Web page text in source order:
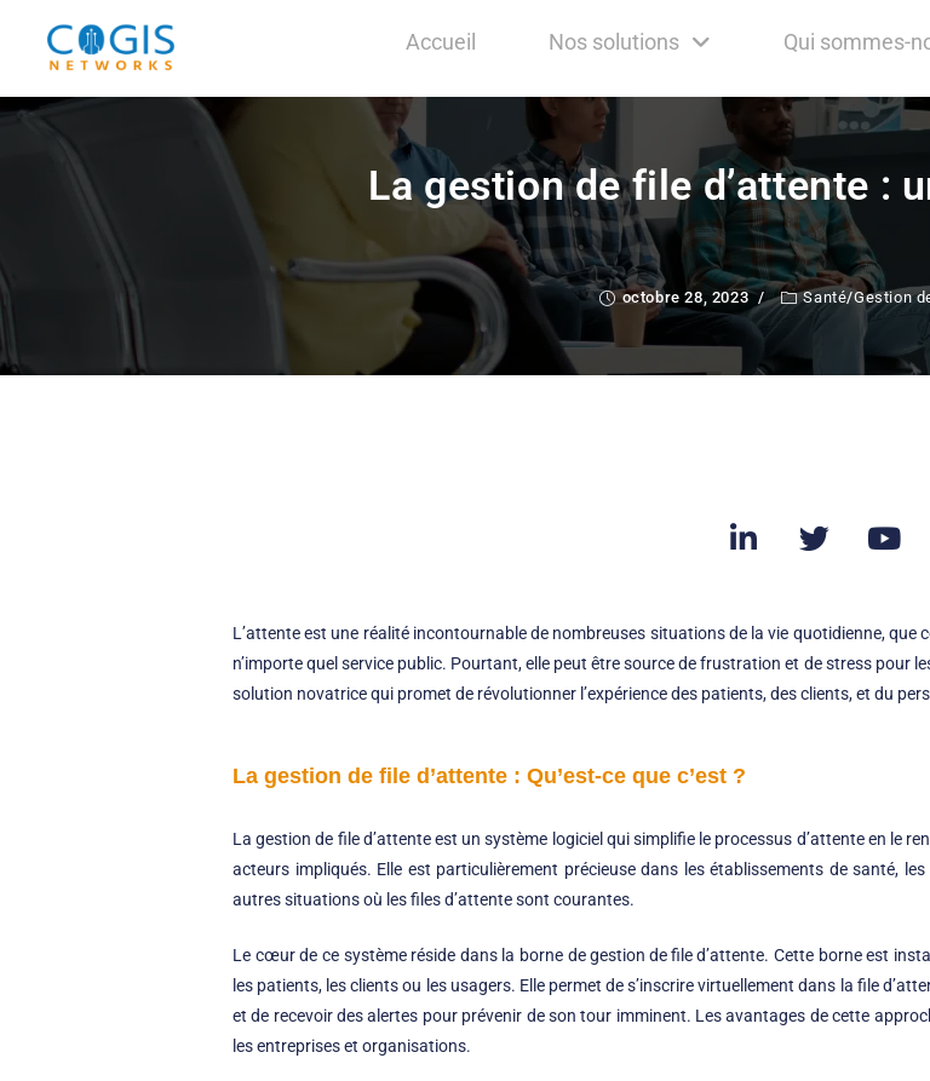
Accueil Nos solutions Qui sommes-
La gestion de file d’attente :
octobre 28, 2023 Santé/Gestion
L’attente est une réalité incontournable de nombreuses situations de la vie quotidienne, que
n’importe quel service public. Pourtant, elle peut être source de frustration et de stress pour
solution novatrice qui promet de révolutionner l’expérience des patients, des clients, et du
La gestion de file d’attente : Qu’est-ce que c’est ?
La gestion de file d’attente est un système logiciel qui simplifie le processus d’attente en le
acteurs impliqués. Elle est particulièrement précieuse dans les établissements de santé,
autres situations où les files d’attente sont courantes.
Le cœur de ce système réside dans la borne degestion de file d’attente. Cette borne est
les patients, les clients ou les usagers. Elle permet de s’inscrire virtuellement dans la file
et de recevoir des alertes pour prévenir de son tour imminent. Les avantages de cette
les entreprises et organisations.